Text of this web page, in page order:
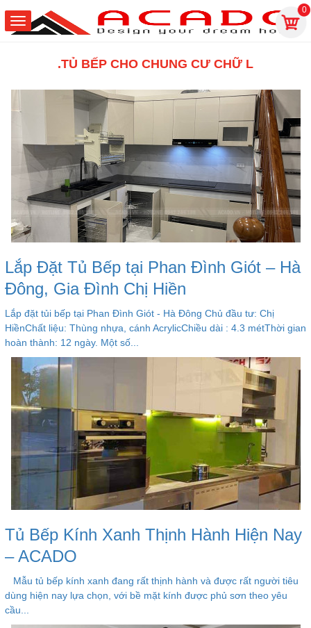
0
.TỦ BẾP CHO CHUNG CƯ CHỮ L
Lắp Đặt Tủ Bếp tại Phan Đình Giót – Hà
Đông, Gia Đình Chị Hiền
Lắp đặt tủi bếp tại Phan Đình Giót - Hà Đông Chủ đầu tư: Chị
HiềnChất liệu: Thùng nhựa, cánh AcrylicChiều dài : 4.3 métThời gian
hoàn thành: 12 ngày. Một số...
Tủ Bếp Kính Xanh Thịnh Hành Hiện Nay
– ACADO
Mẫu tủ bếp kính xanh đang rất thịnh hành và được rất người tiêu
dùng hiện nay lựa chọn, với bề mặt kính được phủ sơn theo yêu
cầu...